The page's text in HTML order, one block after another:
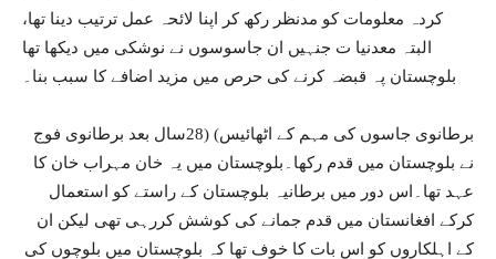
کردہ معلومات کو مدنظر رکھ کر اپنا لائحہ عمل ترتیب دینا تھا،
البتہ معدنیا ت جنہیں ان جاسوسوں نے نوشکی میں دیکھا تھا
بلوچستان پہ قبضہ کرنے کی حرص میں مزید اضافے کا سبب بنا۔
برطانوی جاسوں کی مہم کے اٹھائیس) (28سال بعد برطانوی فوج
نے بلوچستان میں قدم رکھا۔بلوچستان میں یہ خان مہراب خان کا
عہد تھا۔اس دور میں برطانیہ بلوچستان کے راستے کو استعمال
کرکے افغانستان میں قدم جمانے کی کوشش کررہی تھی لیکن ان
کے اہلکاروں کو اس بات کا خوف تھا کہ بلوچستان میں بلوچوں کی